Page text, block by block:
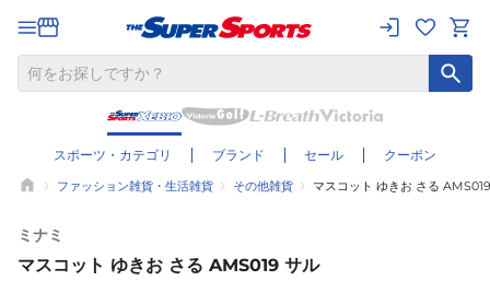
スポーツ・カテゴリ ブランド セール クーポン
ファッション雑貨・生活雑貨 その他雑貨 マスコット ゆきお さる
ミナミ
マスコット ゆきお さる AMS019 サル